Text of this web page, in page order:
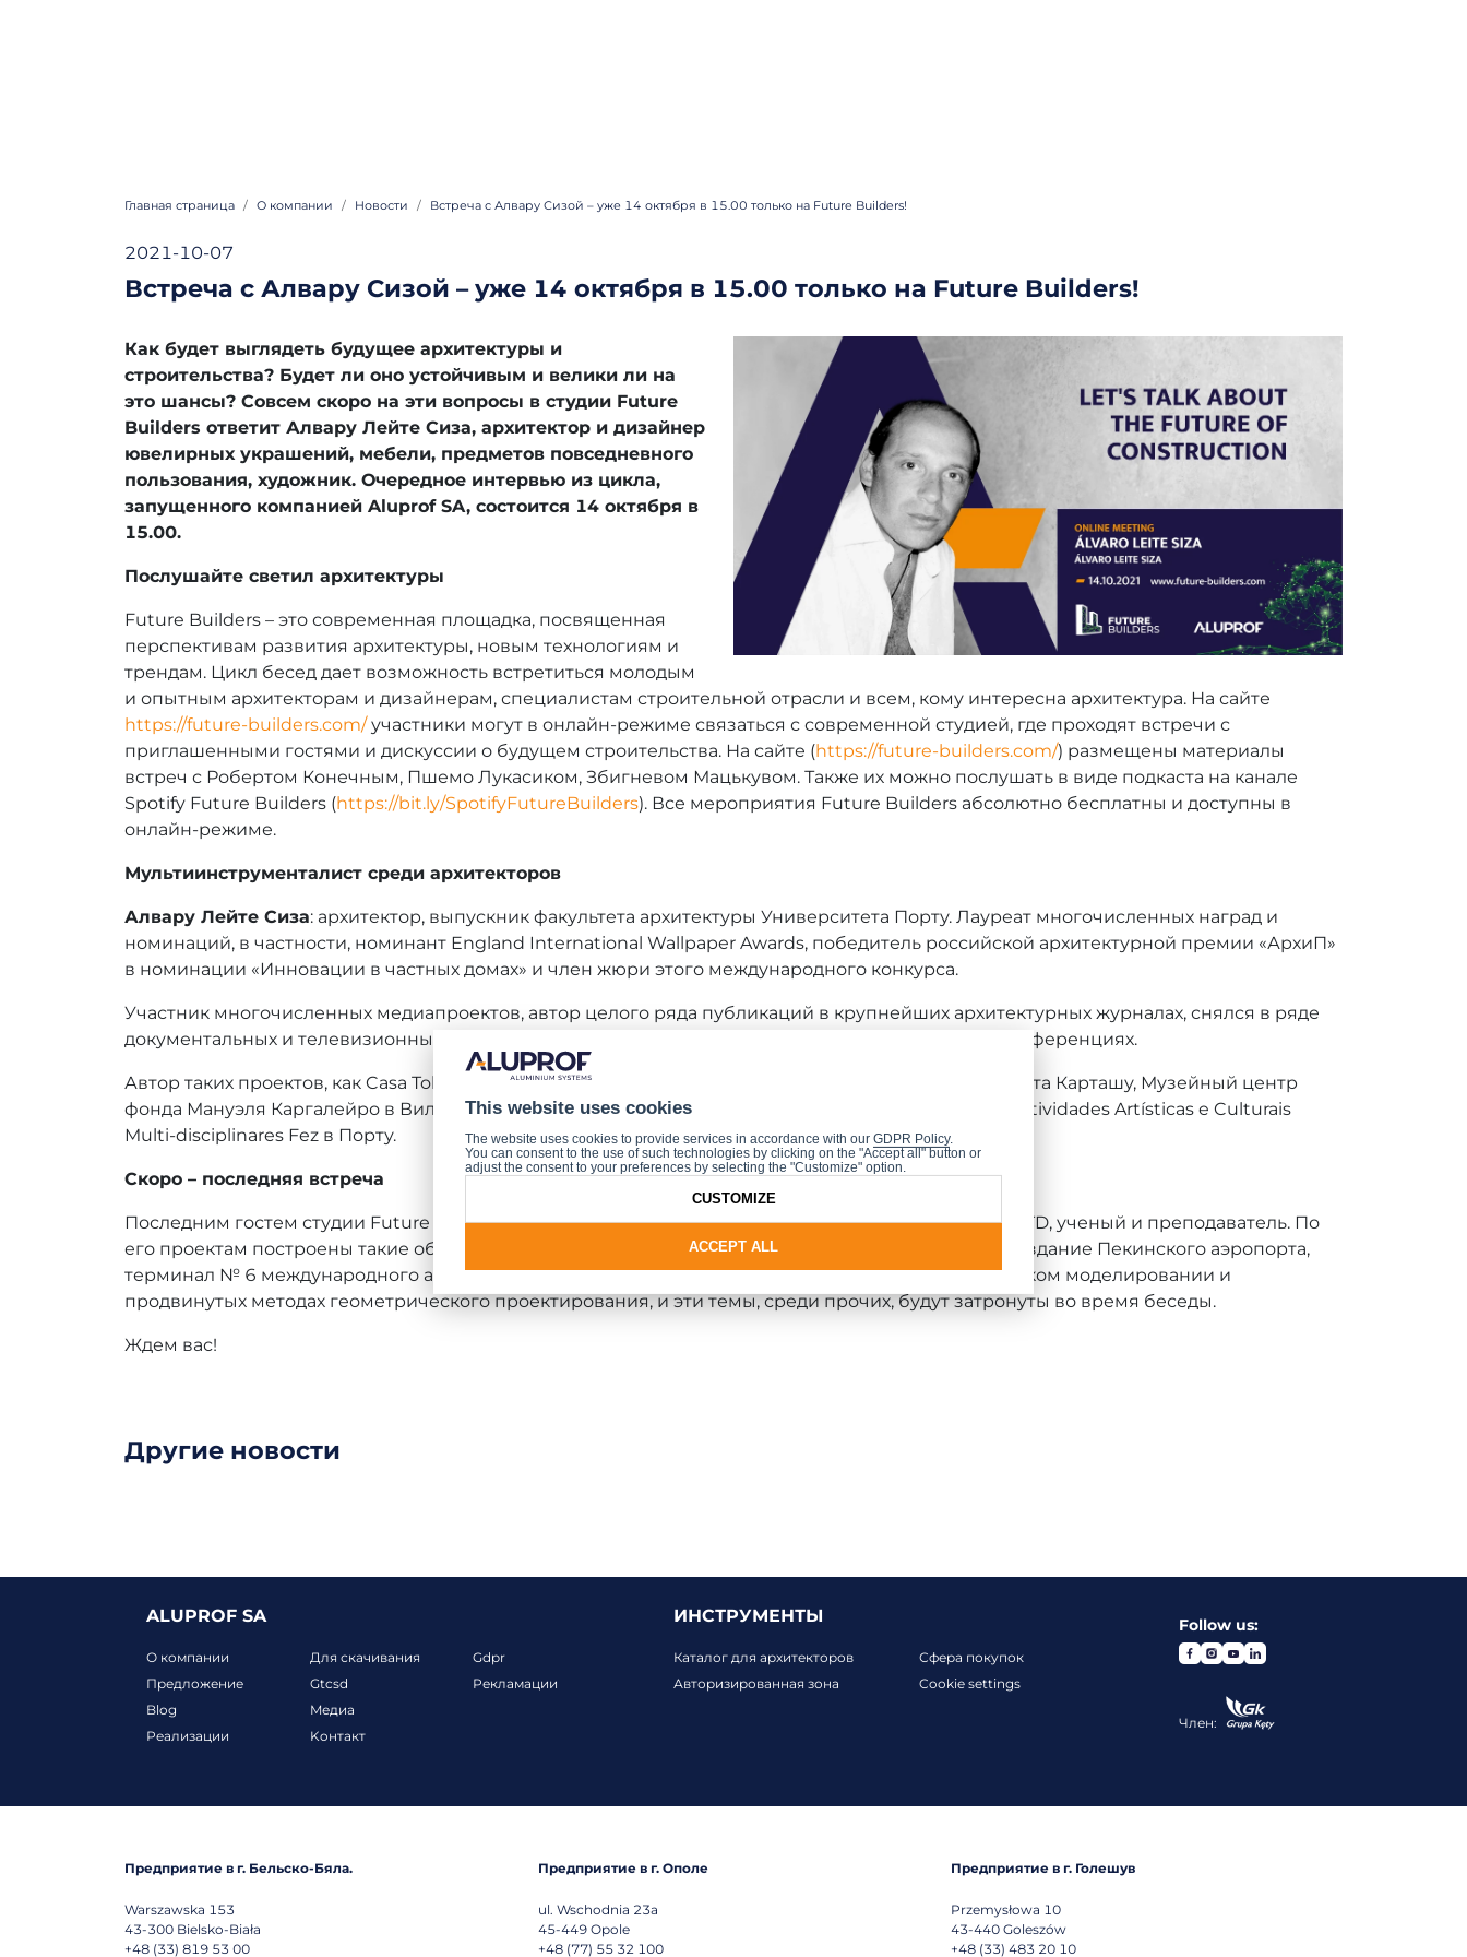
Главная страница О компании Hовости Встреча с Алвару Сизой – уже 14 октября в 15.00 только на Future Builders!
2021-10-07
Встреча с Алвару Сизой – уже 14 октября в 15.00 только на Future Builders!
Как будет выглядеть будущее архитектуры и
строительства? Будет ли оно устойчивым и велики ли на
это шансы? Совсем скоро на эти вопросы в студии Future
Builders ответит Алвару Лейте Сиза, архитектор и дизайнер
ювелирных украшений, мебели, предметов повседневного
пользования, художник. Очередное интервью из цикла,
запущенного компанией Aluprof SA, состоится 14 октября в
15.00.
Послушайте светил архитектуры
Future Builders – это современная площадка, посвященная
перспективам развития архитектуры, новым технологиям и
трендам. Цикл бесед дает возможность встретиться молодым
и опытным архитекторам и дизайнерам, специалистам строительной отрасли и всем, кому интересна архитектура. На сайте
https://future-builders.com/участники могут в онлайн-режиме связаться с современной студией, где проходят встречи с
приглашенными гостями и дискуссии о будущем строительства. На сайте (https://future-builders.com/) размещены материалы
встреч с Робертом Конечным, Пшемо Лукасиком, Збигневом Мацькувом. Также их можно послушать в виде подкаста на канале
Spotify Future Builders (https://bit.ly/SpotifyFutureBuilders). Все мероприятия Future Builders абсолютно бесплатны и доступны в
онлайн-режиме.
Мультиинструменталист среди архитекторов
Алвару Лейте Сиза: архитектор, выпускник факультета архитектуры Университета Порту. Лауреат многочисленных наград и
номинаций, в частности, номинант England International Wallpaper Awards, победитель российской архитектурной премии «АрхиП»
в номинации «Инновации в частных домах» и член жюри этого международного конкурса.
Участник многочисленных медиапроектов, автор целого ряда публикаций в крупнейших архитектурных журналах, снялся в ряде
документальных и телевизионных фильмов, выступал с докладами на многих международных конференциях.
Автор таких проектов, как Casa Tolo в Алвите, Museu da Agua и Museu do Vinho для городского совета Карташу, Музейный центр
фонда Мануэля Каргалейро в Вила-Велья-ди-Родан, Ginkgo Gallery Contemporary Art и Centro de Actividades Artísticas e Culturais
Multi-disciplinares Fez в Порту.
Скоро – последняя встреча
Последним гостем студии Future Builders будет Богдан Заха из мастерской Zaha Hadid Architects LTD, ученый и преподаватель. По
его проектам построены такие объекты, как футуристический центр искусства в Абу-Даби, новое здание Пекинского аэропорта,
терминал № 6 международного аэропорта Хитроу в Лондоне. Специализируется в параметрическом моделировании и
продвинутых методах геометрического проектирования, и эти темы, среди прочих, будут затронуты во время беседы.
Ждем вас!
Другие новости
ALUPROF SA
О компании
Предложение
Blog
Реализации
Для скачивания
Gtcsd
Mедиа
Koнтакт
Gdpr
Рекламации
ИНСТРУМЕНТЫ
Каталог для архитекторов
Авторизированная зона
Сфера покупок
Cookie settings
Follow us:
Член:
Предприятие в г. Бельско-Бяла.
Warszawska 153
43-300 Bielsko-Biała
+48 (33) 819 53 00
Предприятие в г. Ополе
ul. Wschodnia 23a
45-449 Opole
+48 (77) 55 32 100
Предприятие в г. Голешув
Przemysłowa 10
43-440 Goleszów
+48 (33) 483 20 10
This website uses cookies
The website uses cookies to provide services in accordance with our GDPR Policy.
You can consent to the use of such technologies by clicking on the "Accept all" button or
adjust the consent to your preferences by selecting the "Customize" option.
ACCEPT ALL
CUSTOMIZE